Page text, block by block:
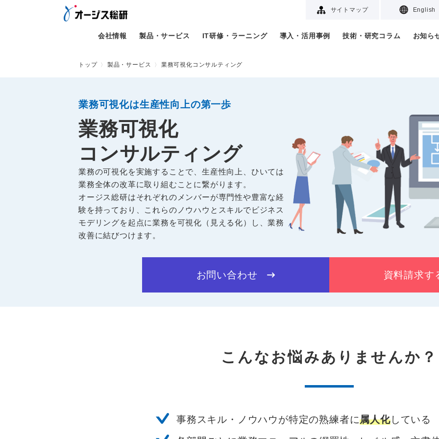
サイトマップ English
会社情報 製品・サービス IT研修・ラーニング 導入・活用事例 技術・研究コラム お知ら
トップ 製品・サービス 業務可視化コンサルティング
業務可視化は生産性向上の第一歩
業務可視化
コンサルティング
業務の可視化を実施することで、生産性向上、ひいては
業務全体の改革に取り組むことに繋がります。
オージス総研はそれぞれのメンバーが専門性や豊富な経
験を持っており、これらのノウハウとスキルでビジネス
モデリングを起点に業務を可視化（見える化）し、業務
改善に結びつけます。
お問い合わせ 資料請求す
こんなお悩みありませんか？
事務スキル・ノウハウが特定の熟練者に属人化している